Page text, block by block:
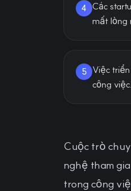
4
Các
mất lòng
5
Việc
công việc.
Cuộc trò
nghệ tham
trong công